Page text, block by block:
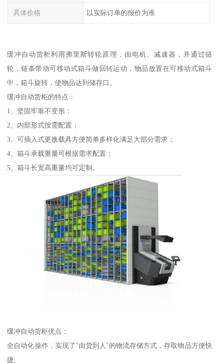
具体价格 以实际订单的报价为准
缓冲自动货柜利用弗里斯转轮原理，由电机、减速器，并通过链
轮，链条带动可移动式箱斗做回转运动，物品放置在可移动式箱斗
中，箱斗旋转，使物品达到储存口。
缓冲自动货柜的特点：
1、坚固牢靠不变形；
2、内部形式按需配置；
3、可插入式更换载具方便简单多样化满足大部分需求；
4、箱斗承载重量可根据需求配置；
5、箱斗长宽高重量均可定制。
缓冲自动货柜优点：
全自动化操作，实现了"由货到人"的物流存储方式，存取物品方便快
捷;